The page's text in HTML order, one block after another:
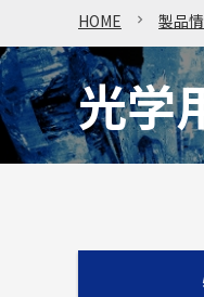
HOME 製品
光学